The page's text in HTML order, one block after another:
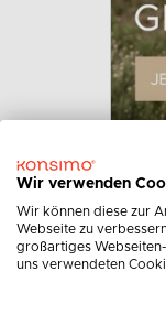
-11%
Wir verwenden
Wir können diese zur
Webseite zu
großartiges
uns verwendeten